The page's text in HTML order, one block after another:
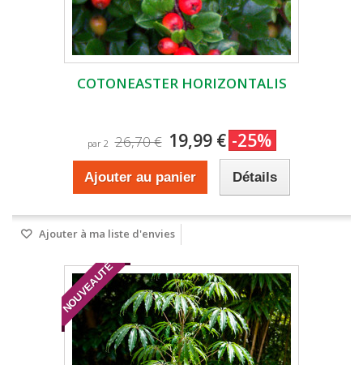
COTONEASTER HORIZONTALIS
par 2 26,70 € 19,99 € -25%
Ajouter au panier Détails
Ajouter à ma liste d'envies
NOUVEAUTÉ